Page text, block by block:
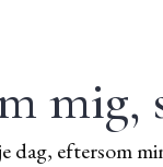
mig,
eftersom